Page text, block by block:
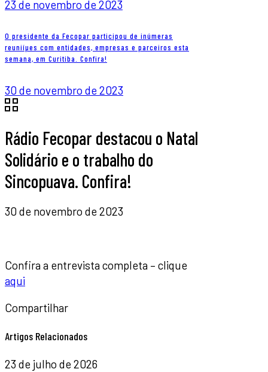
23 de novembro de 2023
O presidente da Fecopar participou de inúmeras
reuniíµes com entidades, empresas e parceiros esta
semana, em Curitiba. Confira!
30 de novembro de 2023
Rádio Fecopar destacou o Natal
Solidário e o trabalho do
Sincopuava. Confira!
30 de novembro de 2023
Confira a entrevista completa – clique
aqui
Compartilhar
Artigos Relacionados
23 de julho de 2026